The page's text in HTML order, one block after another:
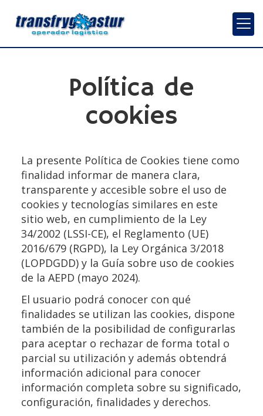
Política de
cookies
La presente Política de Cookies tiene como
finalidad informar de manera clara,
transparente y accesible sobre el uso de
cookies y tecnologías similares en este
sitio web, en cumplimiento de la Ley
34/2002 (LSSI-CE), el Reglamento (UE)
2016/679 (RGPD), la Ley Orgánica 3/2018
(LOPDGDD) y la Guía sobre uso de cookies
de la AEPD (mayo 2024).
El usuario podrá conocer con qué
finalidades se utilizan las cookies, dispone
también de la posibilidad de configurarlas
para aceptar o rechazar de forma total o
parcial su utilización y además obtendrá
información adicional para conocer
información completa sobre su significado,
configuración, finalidades y derechos.